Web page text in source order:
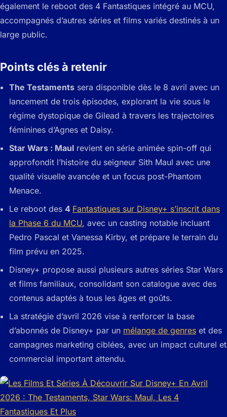
également le reboot des 4 Fantastiques intégré au MCU,
accompagnés d’autres séries et films variés destinés à un
large public.
Points clés à retenir
The Testaments sera disponible dès le 8 avril avec un
lancement de trois épisodes, explorant la vie sous le
régime dystopique de Gilead à travers les trajectoires
féminines d’Agnes et Daisy.
Star Wars : Maul revient en série animée spin-off qui
approfondit l’histoire du seigneur Sith Maul avec une
qualité visuelle avancée et un focus post-Phantom
Menace.
Le reboot des 4 Fantastiques sur Disney+ s’inscrit dans
la Phase 6 du MCU, avec un casting notable incluant
Pedro Pascal et Vanessa Kirby, et prépare le terrain du
film prévu en 2025.
Disney+ propose aussi plusieurs autres séries Star Wars
et films familiaux, consolidant son catalogue avec des
contenus adaptés à tous les âges et goûts.
La stratégie d’avril 2026 vise à renforcer la base
d’abonnés de Disney+ par un mélange de genres et des
campagnes marketing ciblées, avec un impact culturel et
commercial important attendu.